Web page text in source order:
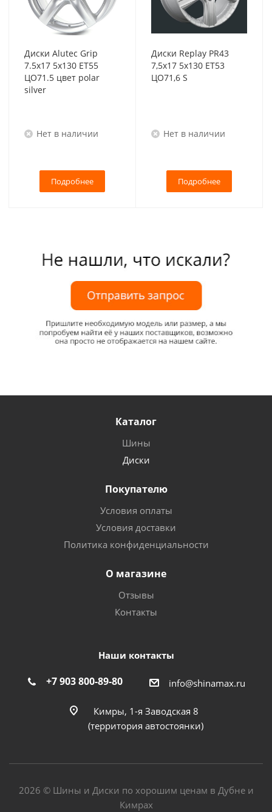
Диски Alutec Grip
7.5x17 5x130 ET55
ЦО71.5 цвет polar
silver
Нет в наличии
Подробнее
Диски Replay PR43
7,5x17 5x130 ET53
ЦО71,6 S
Нет в наличии
Подробнее
Каталог
Шины
Диски
Покупателю
Условия оплаты
Условия доставки
Политика конфиденциальности
О магазине
Отзывы
Контакты
Наши контакты
+7 903 800-89-80 info@shinamax.ru
Кимры, 1-я Заводская 8
(территория автостоянки)
2026 © Шины и Диски по хорошим ценам в Дубне и
Кимрах